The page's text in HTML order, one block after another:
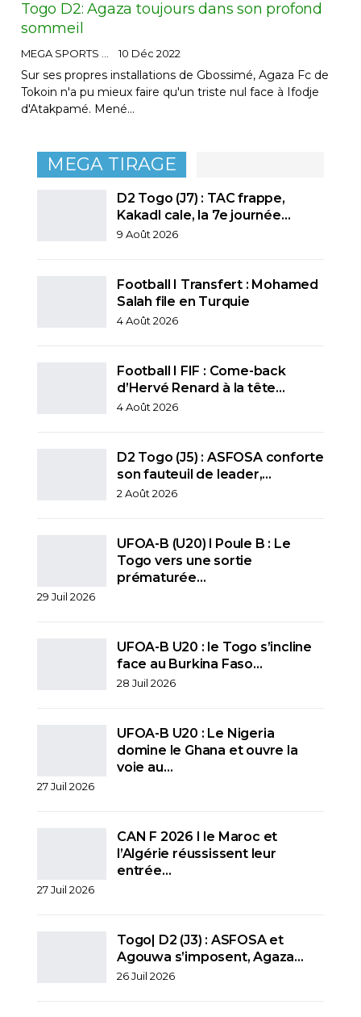
Togo D2: Agaza toujours dans son profond
sommeil
MEGA SPORTS 10 Déc 2022
Sur ses propres installations de Gbossimé, Agaza Fc de
Tokoin n'a pu mieux faire qu'un triste nul face à Ifodje
d'Atakpamé. Mené…
MEGA TIRAGE
D2 Togo (J7) : TAC frappe,
Kakadl cale, la 7e journée…
9 Août 2026
Football I Transfert : Mohamed
Salah file en Turquie
4 Août 2026
Football I FIF : Come-back
d’Hervé Renard à la tête…
4 Août 2026
D2 Togo (J5) : ASFOSA conforte
son fauteuil de leader,…
2 Août 2026
UFOA-B (U20) l Poule B : Le
Togo vers une sortie
prématurée…
29 Juil 2026
UFOA-B U20 : le Togo s’incline
face au Burkina Faso…
28 Juil 2026
UFOA-B U20 : Le Nigeria
domine le Ghana et ouvre la
voie au…
27 Juil 2026
CAN F 2026 I le Maroc et
l’Algérie réussissent leur
entrée…
27 Juil 2026
Togo| D2 (J3) : ASFOSA et
Agouwa s’imposent, Agaza…
26 Juil 2026